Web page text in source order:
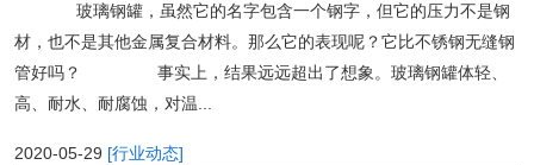
玻璃钢罐，虽然它的名字包含一个钢字，但它的压力不是钢
材，也不是其他金属复合材料。那么它的表现呢？它比不锈钢无缝钢
管好吗？ 事实上，结果远远超出了想象。玻璃钢罐体轻、
高、耐水、耐腐蚀，对温...
2020-05-29 [行业动态]